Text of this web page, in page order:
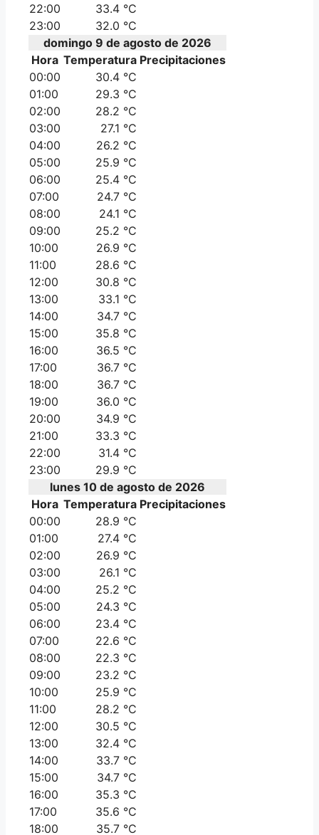
22:00
33.4 °C
23:00
32.0 °C
domingo 9 de agosto de 2026
Hora Temperatura Precipitaciones
00:00
30.4 °C
01:00
29.3 °C
02:00
28.2 °C
03:00
27.1 °C
04:00
26.2 °C
05:00
25.9 °C
06:00
25.4 °C
07:00
24.7 °C
08:00
24.1 °C
09:00
25.2 °C
10:00
26.9 °C
11:00
28.6 °C
12:00
30.8 °C
13:00
33.1 °C
14:00
34.7 °C
15:00
35.8 °C
16:00
36.5 °C
17:00
36.7 °C
18:00
36.7 °C
19:00
36.0 °C
20:00
34.9 °C
21:00
33.3 °C
22:00
31.4 °C
23:00
29.9 °C
lunes 10 de agosto de 2026
Hora Temperatura Precipitaciones
00:00
28.9 °C
01:00
27.4 °C
02:00
26.9 °C
03:00
26.1 °C
04:00
25.2 °C
05:00
24.3 °C
06:00
23.4 °C
07:00
22.6 °C
08:00
22.3 °C
09:00
23.2 °C
10:00
25.9 °C
11:00
28.2 °C
12:00
30.5 °C
13:00
32.4 °C
14:00
33.7 °C
15:00
34.7 °C
16:00
35.3 °C
17:00
35.6 °C
18:00
35.7 °C